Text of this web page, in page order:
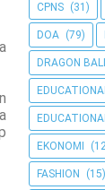
CPNS (31)
DOA (79)
DRAGON
EKONOMI
FASHION (15)